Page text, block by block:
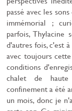
passé avec les
immémorial ;
parfois,
d'autres fois, c'est
avec toujours
conditions
chalet de
confinement a été
un mois, donc je